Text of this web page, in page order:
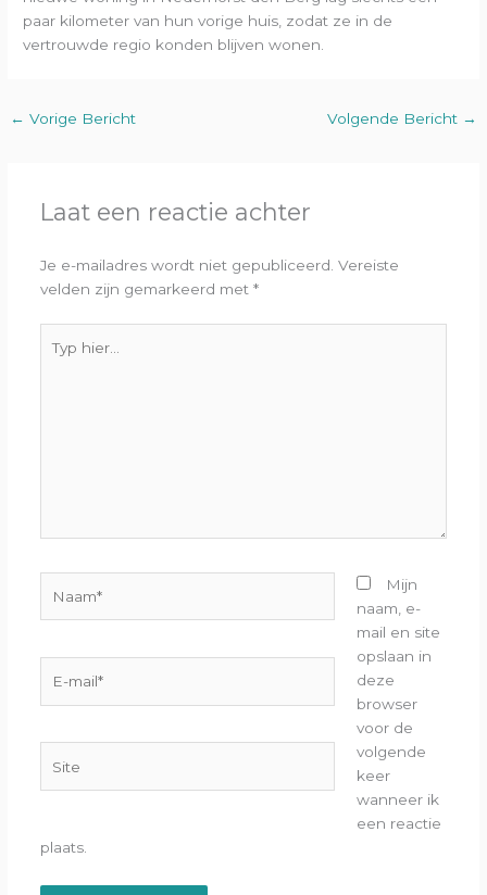
paar kilometer van hun vorige huis, zodat ze in de
vertrouwde regio konden blijven wonen.
← Vorige Bericht Volgende Bericht →
Laat een reactie achter
Je e-mailadres wordt niet gepubliceerd. Vereiste
velden zijn gemarkeerd met *
hier...
mail*
Mijn
naam, e-
mail en site
opslaan in
deze
browser
voor de
volgende
keer
wanneer ik
een reactie
plaats.